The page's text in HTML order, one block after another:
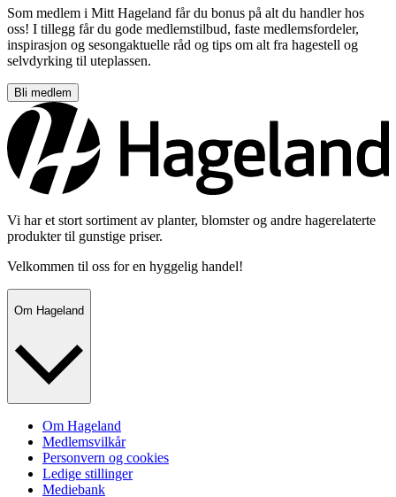
Som medlem i Mitt Hageland får du bonus på alt du handler hos
oss! I tillegg får du gode medlemstilbud, faste medlemsfordeler,
inspirasjon og sesongaktuelle råd og tips om alt fra hagestell og
selvdyrking til uteplassen.
Bli medlem
Vi har et stort sortiment av planter, blomster og andre hagerelaterte
produkter til gunstige priser.
Velkommen til oss for en hyggelig handel!
Om Hageland
Om Hageland
Medlemsvilkår
Personvern og cookies
Ledige stillinger
Mediebank